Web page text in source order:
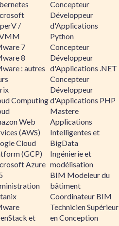
/
7
8
: autres
Computing
Web
(AWS)
Cloud
(GCP)
Azure
et
Concepteur
Développeur
d'Applications
Python
Concepteur
Développeur
d'Applications .NET
Concepteur
Développeur
d'Applications PHP
Mastere
Applications
Intelligentes et
BigData
Ingénierie et
modélisation
BIM Modeleur du
bâtiment
Coordinateur BIM
Technicien Supérieur
en Conception